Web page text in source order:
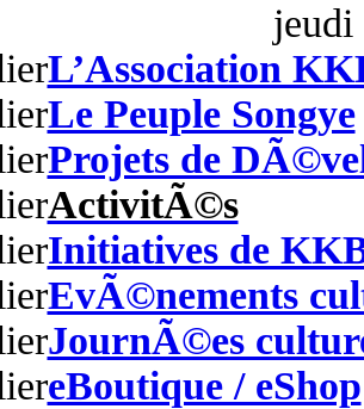
jeudi
L’Association
Le Peuple Songye
Projets de
ActivitÃ©s
Initiatives de
EvÃ©nements
JournÃ©es
eBoutique / eShop